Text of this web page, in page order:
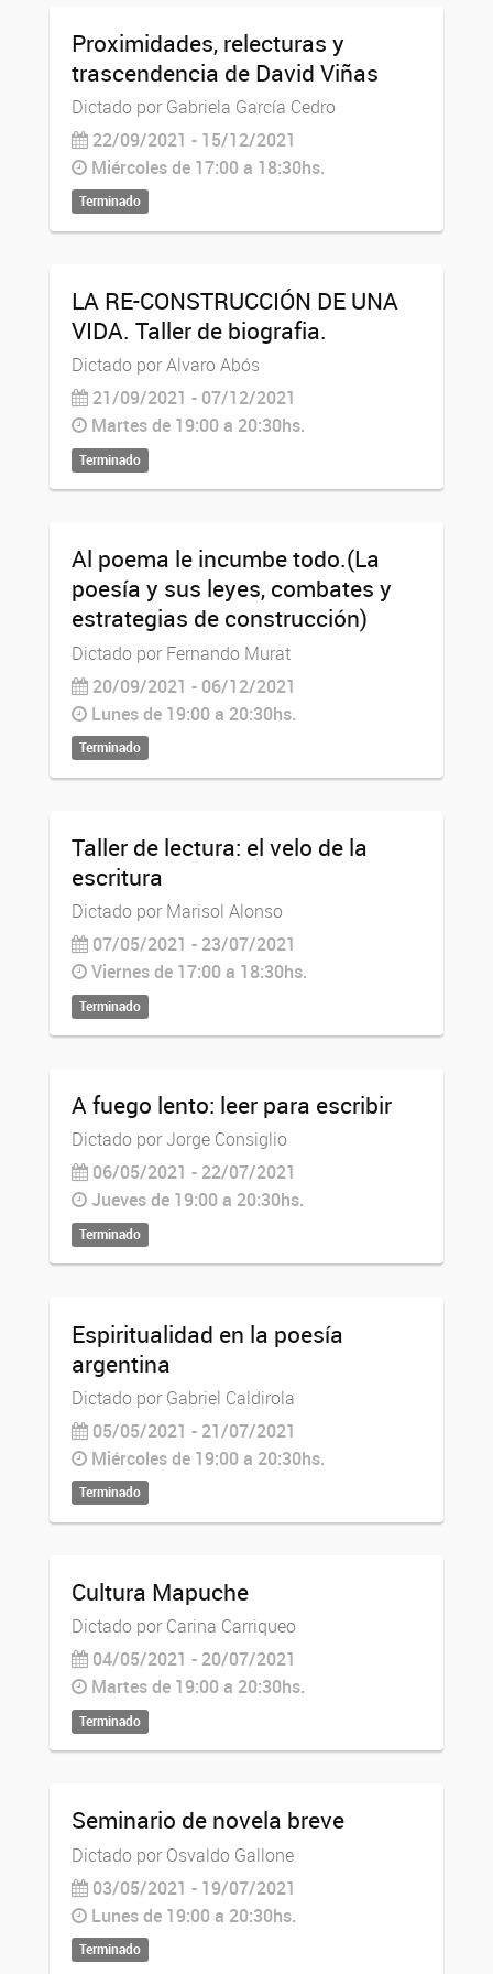
Proximidades, relecturas y
trascendencia de David Viñas
Dictado por Gabriela García Cedro
22/09/2021 - 15/12/2021
Miércoles de 17:00 a 18:30hs.
Terminado
LA RE-CONSTRUCCIÓN DE UNA
VIDA. Taller de biografia.
Dictado por Alvaro Abós
21/09/2021 - 07/12/2021
Martes de 19:00 a 20:30hs.
Terminado
Al poema le incumbe todo.(La
poesía y sus leyes, combates y
estrategias de construcción)
Dictado por Fernando Murat
20/09/2021 - 06/12/2021
Lunes de 19:00 a 20:30hs.
Terminado
Taller de lectura: el velo de la
escritura
Dictado por Marisol Alonso
07/05/2021 - 23/07/2021
Viernes de 17:00 a 18:30hs.
Terminado
A fuego lento: leer para escribir
Dictado por Jorge Consiglio
06/05/2021 - 22/07/2021
Jueves de 19:00 a 20:30hs.
Terminado
Espiritualidad en la poesía
argentina
Dictado por Gabriel Caldirola
05/05/2021 - 21/07/2021
Miércoles de 19:00 a 20:30hs.
Terminado
Cultura Mapuche
Dictado por Carina Carriqueo
04/05/2021 - 20/07/2021
Martes de 19:00 a 20:30hs.
Terminado
Seminario de novela breve
Dictado por Osvaldo Gallone
03/05/2021 - 19/07/2021
Lunes de 19:00 a 20:30hs.
Terminado